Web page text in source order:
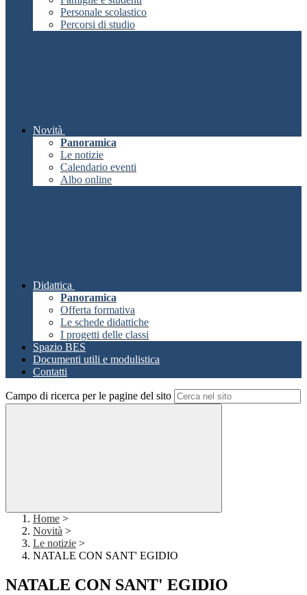
Personale scolastico
Percorsi di studio
Novità
Panoramica
Le notizie
Calendario eventi
Albo online
Didattica
Panoramica
Offerta formativa
Le schede didattiche
I progetti delle classi
Spazio BES
Documenti utili e modulistica
Contatti
Campo di ricerca per le pagine del sito
Home >
Novità >
Le notizie >
NATALE CON SANT' EGIDIO
NATALE CON SANT' EGIDIO